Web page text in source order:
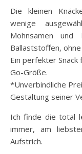
Die kleinen
wenige
Mohnsamen
Ballaststoffen,
Ein perfekter Snack
Go-Größe.
*Unverbindliche
Gestaltung seiner
Ich finde die total
immer, am
Aufstrich.